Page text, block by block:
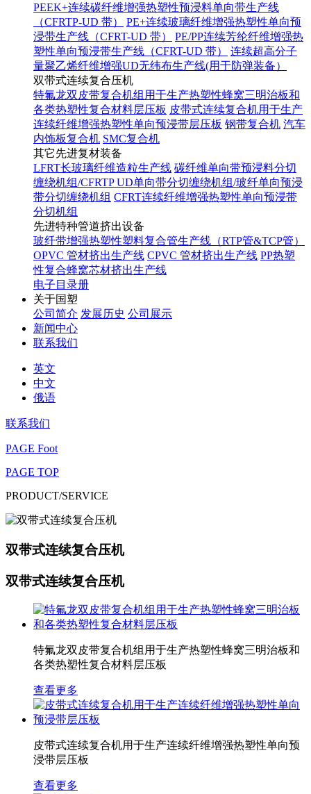
PEEK+连续碳纤维增强热塑性预浸料单向带生产线
（CFRTP-UD 带）
PE+连续玻璃纤维增强热塑性单向预
浸带生产线（CFRT-UD 带）
PE/PP连续芳纶纤维增强热
塑性单向预浸带生产线（CFRT-UD 带）
连续超高分子
量聚乙烯纤维增强UD无纬布生产线(用于防弹装备）
双带式连续复合压机
特氟龙双皮带复合机组用于生产热塑性蜂窝三明治板和
各类热塑性复合材料层压板 皮带式连续复合机用于生产
连续纤维增强热塑性单向预浸带层压板 钢带复合机 汽车
内饰板复合机 SMC复合机
其它先进复材装备
LFRT长玻璃纤维造粒生产线 碳纤维单向带预浸料分切
缠绕机组/CFRTP UD单向带分切缠绕机组/玻纤单向预浸
带分切缠绕机组 CFRT连续纤维增强热塑性单向预浸带
分切机组
先进特种管道挤出设备
玻纤带增强热塑性塑料复合管生产线（RTP管&TCP管）
OPVC 管材挤出生产线 CPVC 管材挤出生产线 PP热塑
性复合蜂窝芯材挤出生产线
电子目录册
关于国塑
公司简介 发展历史 公司展示
新闻中心
联系我们
英文
中文
俄语
联系我们
PAGE Foot
PAGE TOP
PRODUCT/SERVICE
双带式连续复合压机
双带式连续复合压机
特氟龙双皮带复合机组用于生产热塑性蜂窝三明治板和
各类热塑性复合材料层压板
查看更多
皮带式连续复合机用于生产连续纤维增强热塑性单向预
浸带层压板
查看更多